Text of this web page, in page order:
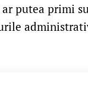
putea primi